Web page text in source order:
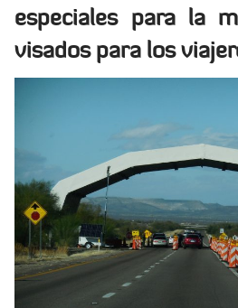
especiales para la
visados para los